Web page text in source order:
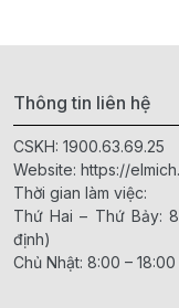
Thông tin liên hệ
CSKH: 1900.63.69.25
Website: https://
Thời gian làm việc:
Thứ Hai – Thứ Bảy:
định)
Chủ Nhật: 8:00 –